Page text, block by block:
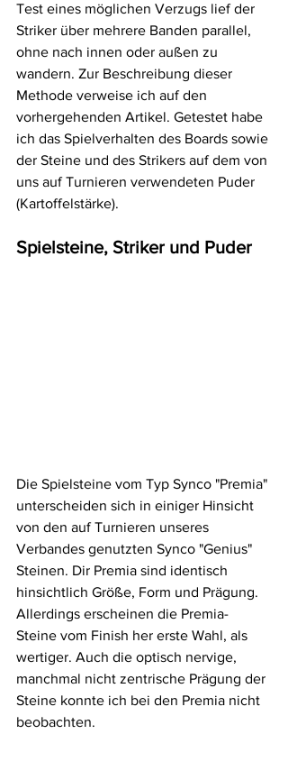
Test eines möglichen Verzugs lief der
Striker über mehrere Banden parallel,
ohne nach innen oder außen zu
wandern. Zur Beschreibung dieser
Methode verweise ich auf den
vorhergehenden Artikel. Getestet habe
ich das Spielverhalten des Boards sowie
der Steine und des Strikers auf dem von
uns auf Turnieren verwendeten Puder
(Kartoffelstärke).
Spielsteine, Striker und Puder
Die Spielsteine vom Typ Synco "Premia"
unterscheiden sich in einiger Hinsicht
von den auf Turnieren unseres
Verbandes genutzten Synco "Genius"
Steinen. Dir Premia sind identisch
hinsichtlich Größe, Form und Prägung.
Allerdings erscheinen die Premia-
Steine vom Finish her erste Wahl, als
wertiger. Auch die optisch nervige,
manchmal nicht zentrische Prägung der
Steine konnte ich bei den Premia nicht
beobachten.